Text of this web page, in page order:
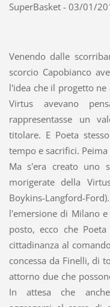
SuperBasket - 03/01/
Venendo dalle
scorcio Capobianco
l'idea che il progetto ne
Virtus avevano
rappresentasse un
titolare. E Poeta
tempo e sacrifici.
Ma s'era creato uno
morigerate della
Boykins-Langford-
l'emersione di Milano
posto, ecco che
cittadinanza al
concessa da Finelli, di
attorno due che
In attesa che anche